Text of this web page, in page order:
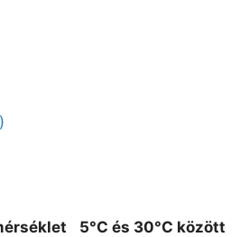
5°C és 30°C között